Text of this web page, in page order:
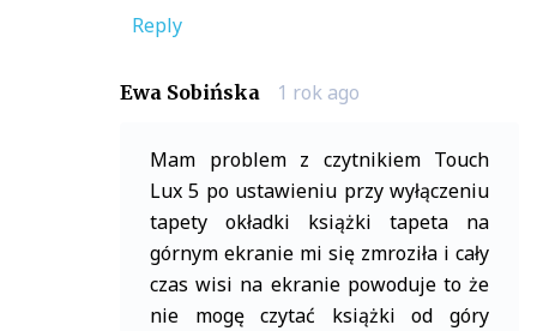
Reply
Ewa Sobińska 1 rok ago
Mam problem z czytnikiem Touch
Lux 5 po ustawieniu przy wyłączeniu
tapety okładki książki tapeta na
górnym ekranie mi się zmroziła i cały
czas wisi na ekranie powoduje to że
nie mogę czytać książki od góry